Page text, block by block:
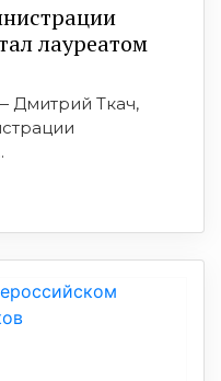
лауреатом
Дмитрий Ткач,